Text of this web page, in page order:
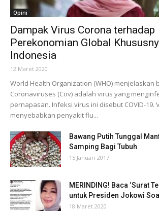
Opini
Dampak Virus Corona terhadap
Perekonomian Global
Indonesia
12 Maret 2020
World Health Organization (WHO) menjelaskan
Coronaviruses (Cov) adalah virus yang
pernapasan. Infeksi virus ini disebut COVID-19.
menyebabkan penyakit flu...
Bawang Putih Tunggal
Samping Bagi Tubuh
15 Januari 2017
MERINDING! Baca ‘Surat
untuk Presiden Jokowi
18 Maret 2020